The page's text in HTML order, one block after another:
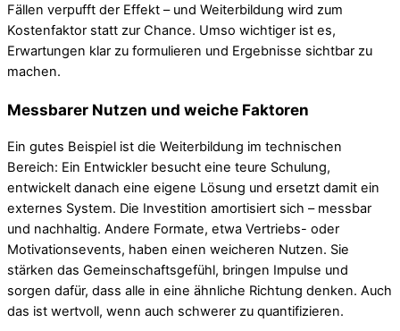
Fällen verpufft der Effekt – und Weiterbildung wird zum
Kostenfaktor statt zur Chance. Umso wichtiger ist es,
Erwartungen klar zu formulieren und Ergebnisse sichtbar zu
machen.
Messbarer Nutzen und weiche Faktoren
Ein gutes Beispiel ist die Weiterbildung im technischen
Bereich: Ein Entwickler besucht eine teure Schulung,
entwickelt danach eine eigene Lösung und ersetzt damit ein
externes System. Die Investition amortisiert sich – messbar
und nachhaltig. Andere Formate, etwa Vertriebs- oder
Motivationsevents, haben einen weicheren Nutzen. Sie
stärken das Gemeinschaftsgefühl, bringen Impulse und
sorgen dafür, dass alle in eine ähnliche Richtung denken. Auch
das ist wertvoll, wenn auch schwerer zu quantifizieren.